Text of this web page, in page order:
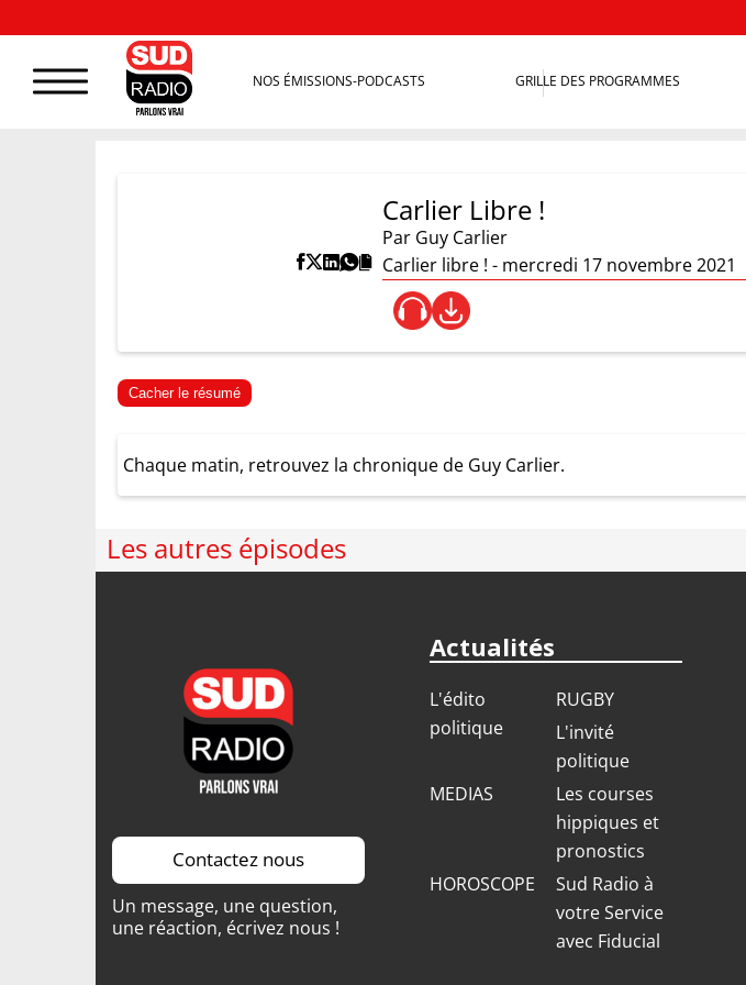
NOS ÉMISSIONS-PODCASTS GRILLE DES PROGRAMMES
Carlier Libre !
Par Guy Carlier
Carlier libre ! - mercredi 17 novembre 2021
Cacher le résumé
Chaque matin, retrouvez la chronique de Guy Carlier.
Les autres épisodes
Contactez nous
Un message, une question,
une réaction, écrivez nous !
Actualités
L'édito
politique
RUGBY
L'invité
politique
MEDIAS
Les courses
hippiques et
pronostics
HOROSCOPE
Sud Radio à
votre Service
avec Fiducial